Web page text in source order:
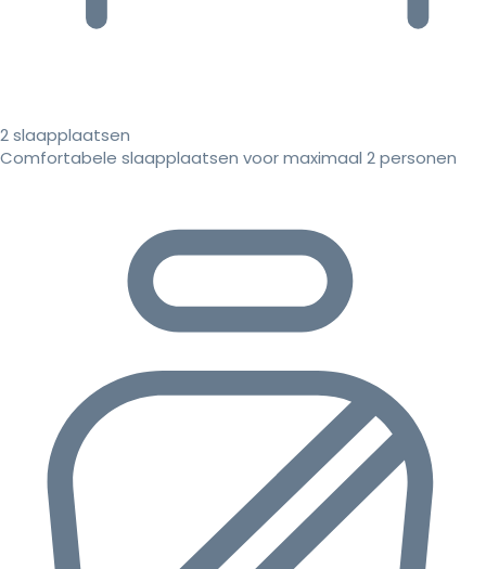
2 slaapplaatsen
Comfortabele slaapplaatsen voor maximaal 2 personen